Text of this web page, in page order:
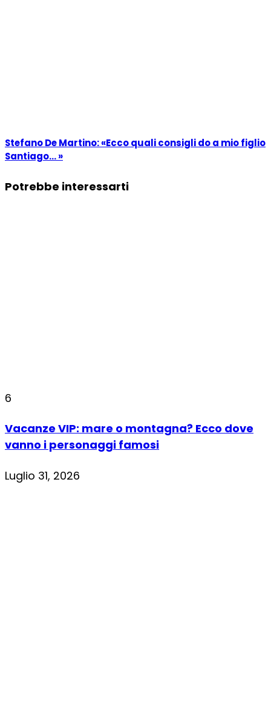
Stefano De Martino: «Ecco quali consigli do a mio figlio
Santiago… »
Potrebbe interessarti
6
Vacanze VIP: mare o montagna? Ecco dove
vanno i personaggi famosi
Luglio 31, 2026